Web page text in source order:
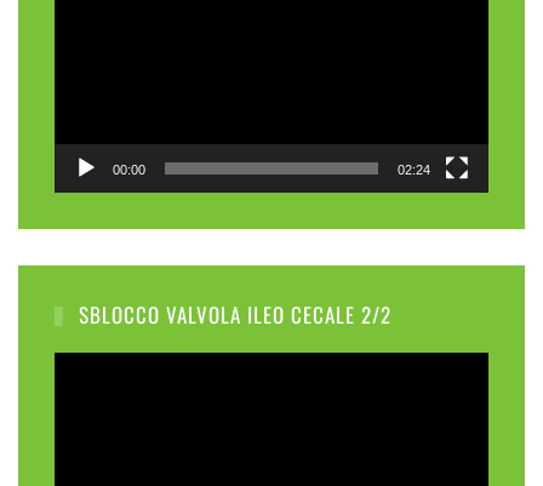
00:00 02:24
SBLOCCO VALVOLA ILEO CECALE 2/2